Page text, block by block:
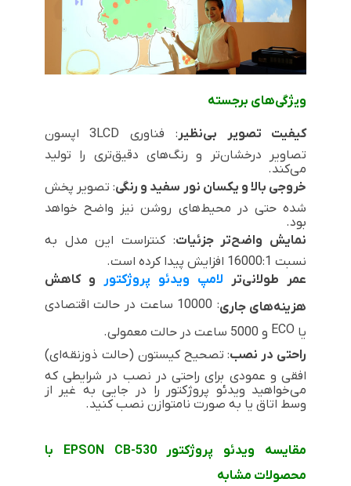
ویژگی‌های برجسته
کیفیت تصویر بی‌نظیر: فناوری 3LCDاپسون
تصاویر درخشان‌تر و رنگ‌های دقیق‌تری را تولید
می‌کند.
خروجی بالا و یکسان نور سفید و رنگی: تصویر پخش
شده حتی در محیط‌های روشن نیز واضح خواهد
بود.
نمایش واضح‌تر جزئیات: کنتراست این مدل به
نسبت 16000:1 افزایش پیدا کرده است.
عمر طولانی‌تر لامپ ویدئو پروژکتور و کاهش
هزینه‌های جاری : 10000 ساعت در حالت اقتصادی
یا ECO و 5000 ساعت در حالت معمولی.
راحتی در نصب: تصحیح کیستون (حالت ذوزنقه‌ای)
افقی و عمودی برای راحتی در نصب در شرایطی که
می‌خواهید ویدئو پروژکتور را در جایی به غیر از
وسط اتاق یا به صورت نامتوازن نصب کنید.
مقایسه ویدئو پروژکتور EPSON CB-530 با
محصولات مشابه